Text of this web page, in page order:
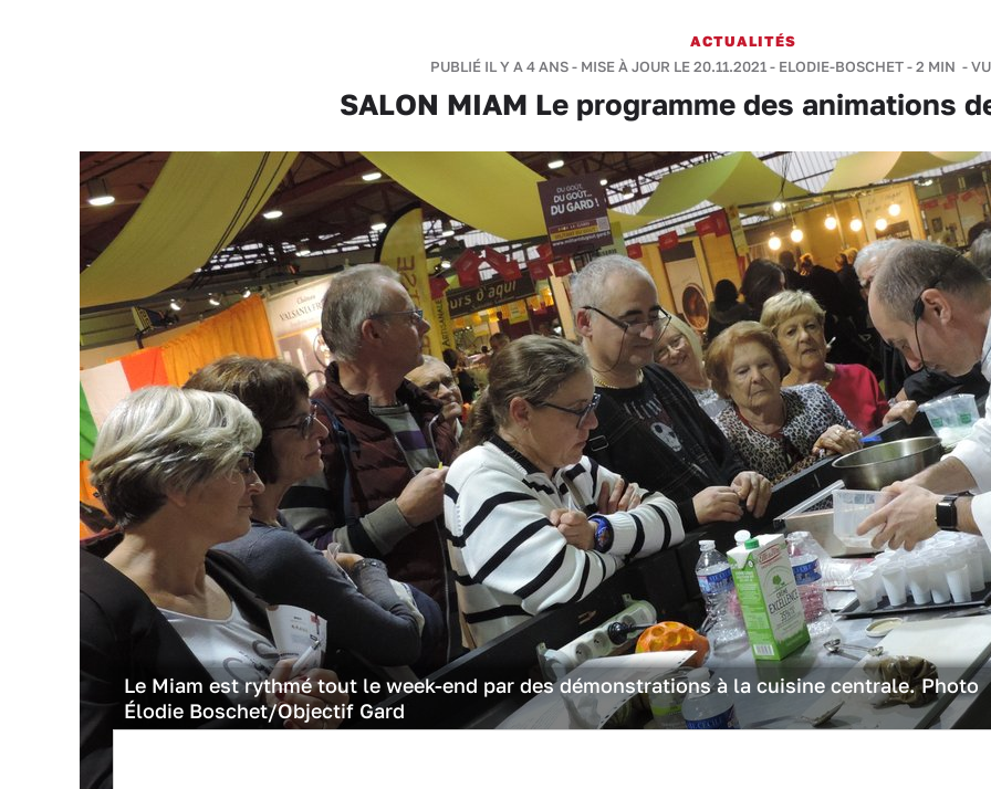
ACTUALITÉS
PUBLIÉ IL Y A 4 ANS - MISE À JOUR LE 20.11.2021 - ELODIE-BOSCHET-2 MIN -
SALON MIAM Le programme des animations
Le Miam est rythmé tout le week-end par des démonstrations à la cuisine centrale. Photo
Élodie Boschet/Objectif Gard